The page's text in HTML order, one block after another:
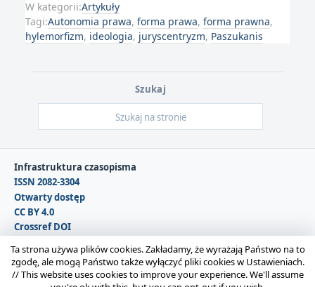
W kategorii:Artykuły
Tagi:Autonomia prawa, forma prawa, forma prawna,
hylemorfizm, ideologia, juryscentryzm, Paszukanis
Szukaj
Infrastruktura czasopisma
ISSN 2082-3304
Otwarty dostęp
CC BY 4.0
Crossref DOI
Ta strona używa plików cookies. Zakładamy, że wyrażają Państwo na to
zgodę, ale mogą Państwo także wyłączyć pliki cookies w Ustawieniach.
//This website uses cookies to improve your experience. We'll assume